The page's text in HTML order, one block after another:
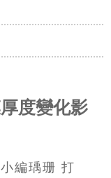
度變化影
小編瑀珊 打